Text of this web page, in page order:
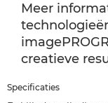
Meer
creatieve
Specificaties